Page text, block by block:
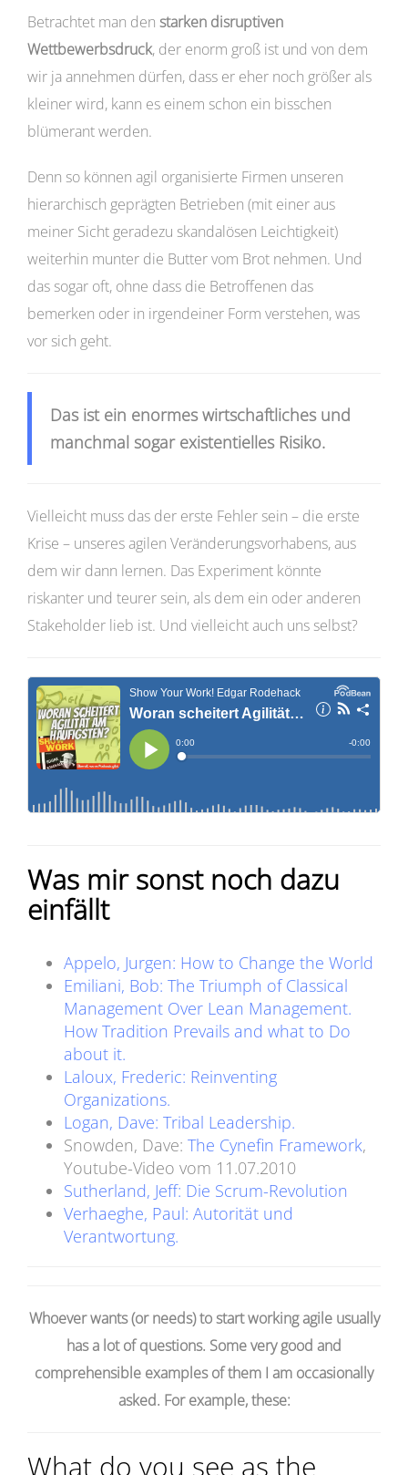
Betrachtet man den starken disruptiven
Wettbewerbsdruck, der enorm groß ist und von dem
wir ja annehmen dürfen, dass er eher noch größer als
kleiner wird, kann es einem schon ein bisschen
blümerant werden.
Denn so können agil organisierte Firmen unseren
hierarchisch geprägten Betrieben (mit einer aus
meiner Sicht geradezu skandalösen Leichtigkeit)
weiterhin munter die Butter vom Brot nehmen. Und
das sogar oft, ohne dass die Betroffenen das
bemerken oder in irgendeiner Form verstehen, was
vor sich geht.
Das ist ein enormes wirtschaftliches und
manchmal sogar existentielles Risiko.
Vielleicht muss das der erste Fehler sein – die erste
Krise – unseres agilen Veränderungsvorhabens, aus
dem wir dann lernen. Das Experiment könnte
riskanter und teurer sein, als dem ein oder anderen
Stakeholder lieb ist. Und vielleicht auch uns selbst?
Was mir sonst noch dazu
einfällt
Appelo, Jurgen: How to Change the World
Emiliani, Bob: The Triumph of Classical
Management Over Lean Management.
How Tradition Prevails and what to Do
about it.
Laloux, Frederic: Reinventing
Organizations.
Logan, Dave: Tribal Leadership.
Snowden, Dave: The Cynefin Framework,
Youtube-Video vom 11.07.2010
Sutherland, Jeff: Die Scrum-Revolution
Verhaeghe, Paul: Autorität und
Verantwortung.
Whoever wants (or needs) to start working agile usually
has a lot of questions. Some very good and
comprehensible examples of them I am occasionally
asked. For example, these:
What do you see as the